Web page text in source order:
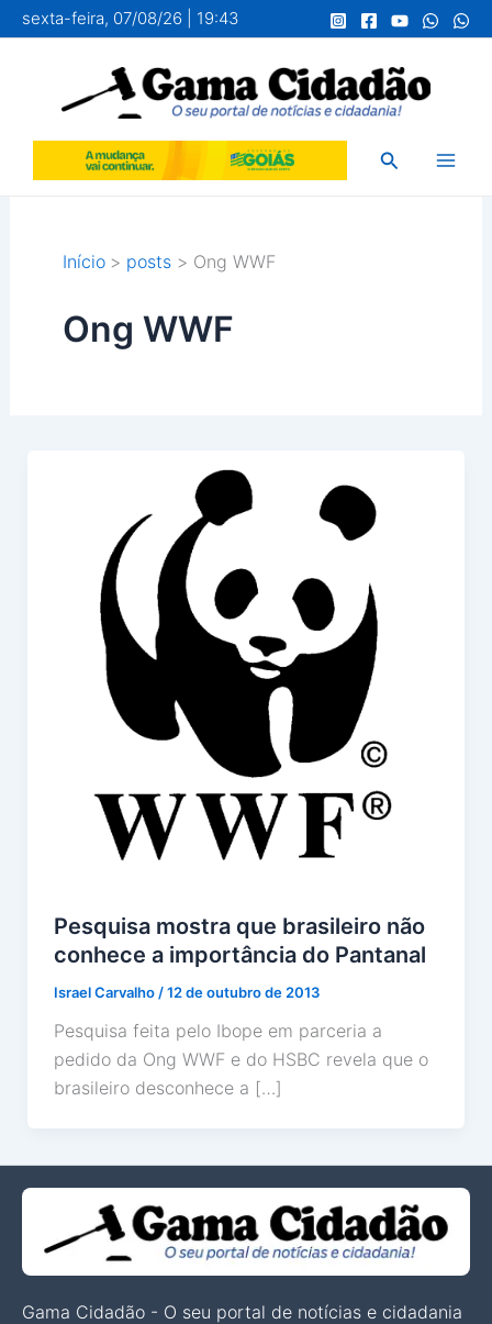
para
conteúdo
sexta-feira, 07/08/26 | 19:43
Pesquisar
Início posts Ong WWF
Ong WWF
Pesquisa mostra que brasileiro não
conhece a importância do Pantanal
Israel Carvalho/12 de outubro de 2013
Pesquisa feita pelo Ibope em parceria a
pedido da Ong WWF e do HSBC revela que o
brasileiro desconhece a […]
Gama Cidadão - O seu portal de notícias e cidadania